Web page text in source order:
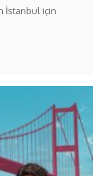
İstanbul için